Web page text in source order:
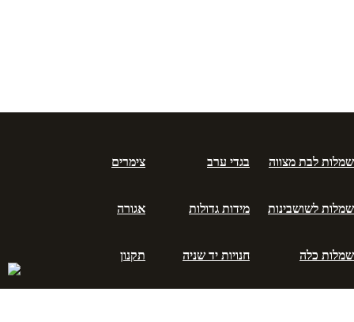
שמלות לבת מצווה
שמלות לשושבינות
שמלות כלה
בגדי ערב
מידות גדולות
חנויות יד שניה
צימרים
אגורה
תקנון